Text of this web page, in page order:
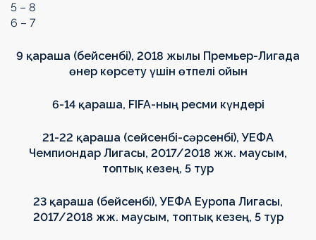
5 – 8
6 – 7
9 қараша (бейсенбі), 2018 жылы Премьер-Лигада
өнер көрсету үшін өтпелі ойын
6-14 қараша, FIFA-ның ресми күндері
21-22 қараша (сейсенбі-сәрсенбі), УЕФА
Чемпиондар Лигасы, 2017/2018 жж. маусым,
топтық кезең, 5 тур
23 қараша (бейсенбі), УЕФА Еуропа Лигасы,
2017/2018 жж. маусым, топтық кезең, 5 тур